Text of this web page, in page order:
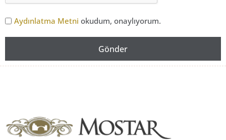
Aydınlatma Metni okudum, onaylıyorum.
Gönder